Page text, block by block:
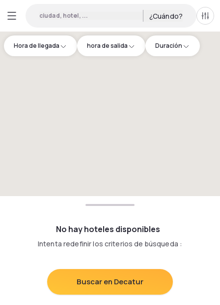
ciudad, hotel, ... ¿Cuándo?
Hora de llegada hora de salida Duración
No hay hoteles disponibles
Intenta redefinir los criterios de búsqueda :
Buscar en Decatur